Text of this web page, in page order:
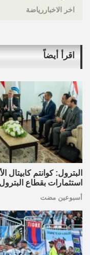
اخر الاخباررياضة
اقرأ أيضاً
البترول: كوانتم
استثمارات بقطاع البترول
أسبوعين مضت